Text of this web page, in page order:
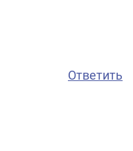
Ответить